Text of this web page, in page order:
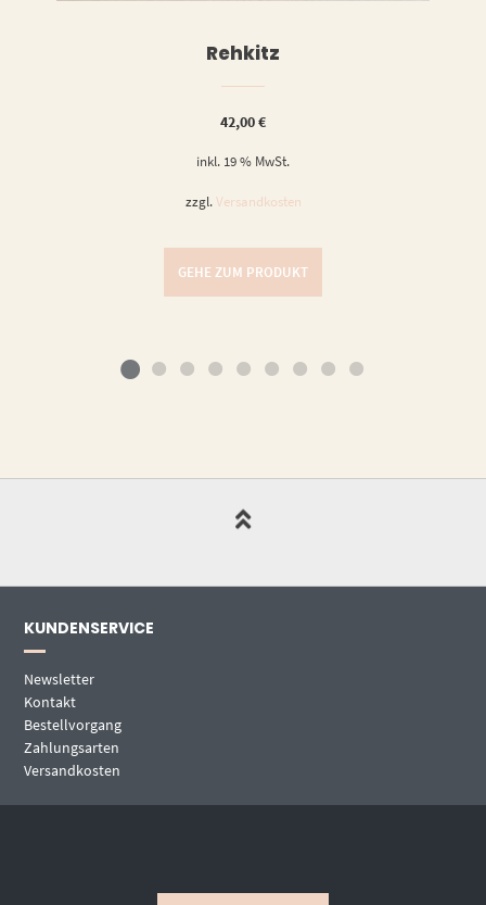
Rehkitz
42,00€
inkl. 19 % MwSt.
zzgl. Versandkosten
GEHE ZUM PRODUKT
KUNDENSERVICE
Newsletter
Kontakt
Bestellvorgang
Zahlungsarten
Versandkosten